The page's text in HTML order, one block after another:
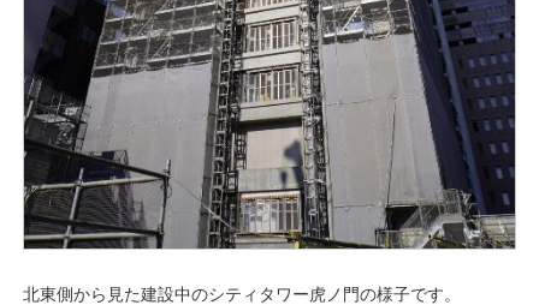
北東側から見た建設中のシティタワー虎ノ門の様子です。